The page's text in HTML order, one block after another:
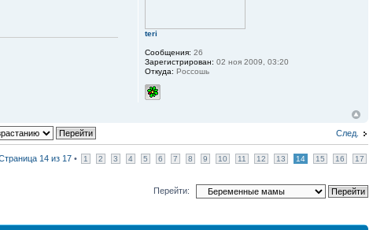
teri
Сообщения: 26
Зарегистрирован: 02 ноя 2009, 03:20
Откуда: Россошь
След.
14 из 17 • 1 2 3 4 5 6 7 8 9 10 11 12 13 14 15 16 17
Перейти: